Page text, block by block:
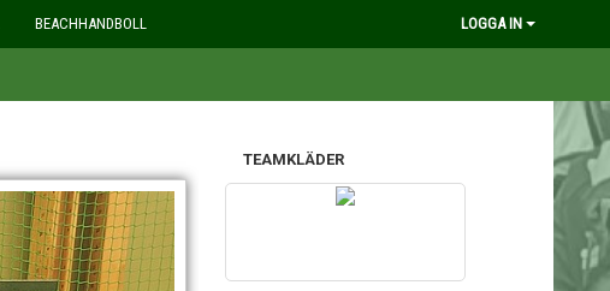
BEACHHANDBOLL LOGGA IN
TEAMKLÄDER